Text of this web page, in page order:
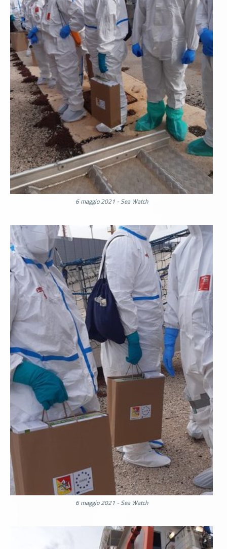
6 maggio 2021 - Sea Watch
6 maggio 2021 - Sea Watch